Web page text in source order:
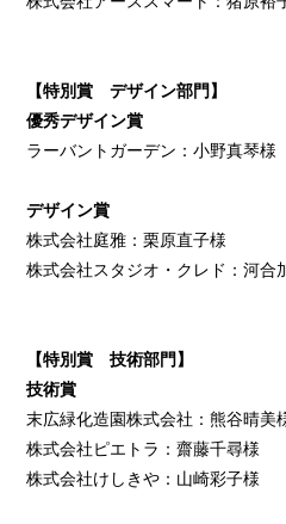
【特別賞 デザイン部門】
優秀デザイン賞
ラーバントガーデン：小野真琴様
デザイン賞
株式会社庭雅：栗原直子様
株式会社スタジオ・クレド：河合
【特別賞 技術部門】
技術賞
末広緑化造園株式会社：熊谷晴美
株式会社ピエトラ：齋藤千尋様
株式会社けしきや：山崎彩子様